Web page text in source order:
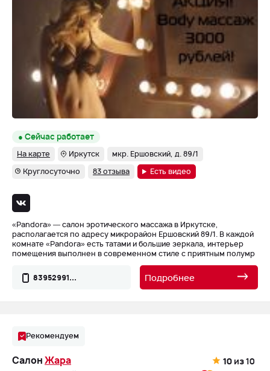
● Сейчас работает
Круглосуточно
Иркутск мкр. Ершовский, д. 89/1
На карте
83 отзыва
Есть видео
«Pandora» — салон эротического массажа в Иркутске,
располагается по адресу микрорайон Ершовский 89/1. В каждой
комнате «Pandora» есть татами и большие зеркала, интерьер
помещения выполнен в современном стиле с приятным полумр
83952991... Подробнее
Рекомендуем
СалонЖара 10 из 10